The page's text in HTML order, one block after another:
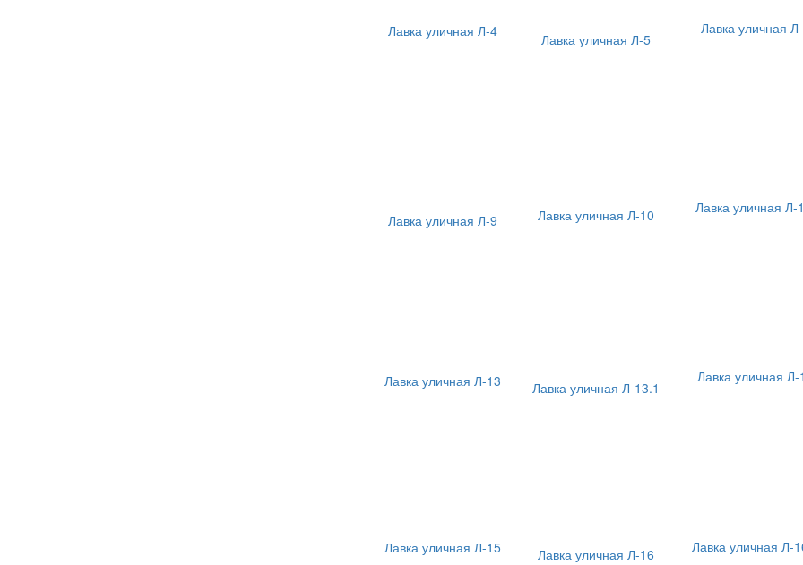
Лавка уличная Л-4 Лавка уличная Л-5
Лавка уличная
Лавка уличная Л-9 Лавка уличная Л-10 Лавка уличная Л-
Лавка уличная Л-13 Лавка уличная Л-13.1
Лавка уличная Л-
Лавка уличная Л-15 Лавка уличная Л-16 Лавка уличная Л-